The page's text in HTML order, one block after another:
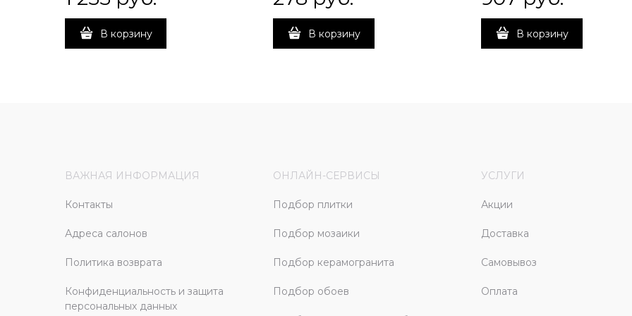
В корзину В корзину В корзину
ВАЖНАЯ ИНФОРМАЦИЯ
Контакты
Адреса салонов
Политика возврата
Конфиденциальность и защита
персональных данных
ОНЛАЙН-СЕРВИСЫ
Подбор плитки
Подбор мозаики
Подбор керамогранита
Подбор обоев
УСЛУГИ
Акции
Доставка
Самовывоз
Оплата